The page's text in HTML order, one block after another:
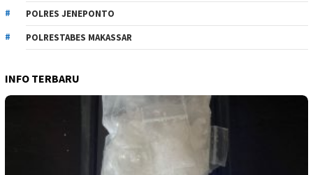
POLRES JENEPONTO
POLRESTABES MAKASSAR
INFO TERBARU